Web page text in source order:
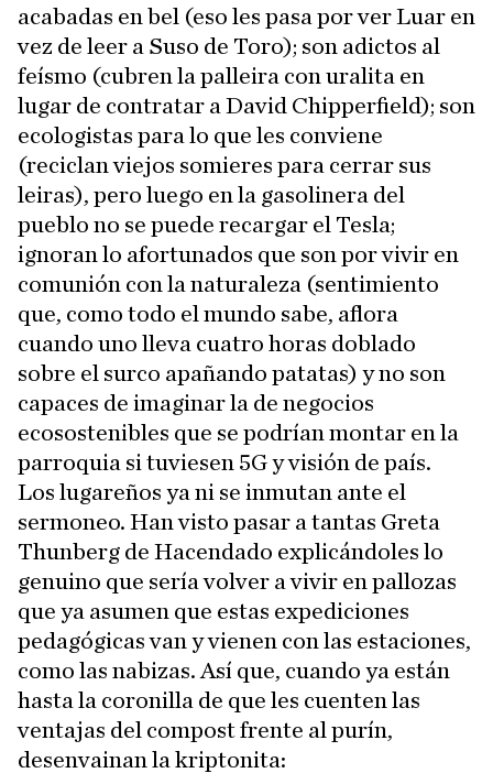
acabadas en bel (eso les pasa por ver Luar en
vez de leer a Suso de Toro); son adictos al
feísmo (cubren la palleira con uralita en
lugar de contratar a David Chipperfield); son
ecologistas para lo que les conviene
(reciclan viejos somieres para cerrar sus
leiras), pero luego en la gasolinera del
pueblo no se puede recargar el Tesla;
ignoran lo afortunados que son por vivir en
comunión con la naturaleza (sentimiento
que, como todo el mundo sabe, aflora
cuando uno lleva cuatro horas doblado
sobre el surco apañando patatas) y no son
capaces de imaginar la de negocios
ecosostenibles que se podrían montar en la
parroquia si tuviesen 5G y visión de país.
Los lugareños ya ni se inmutan ante el
sermoneo. Han visto pasar a tantas Greta
Thunberg de Hacendado explicándoles lo
genuino que sería volver a vivir en pallozas
que ya asumen que estas expediciones
pedagógicas van y vienen con las estaciones,
como las nabizas. Así que, cuando ya están
hasta la coronilla de que les cuenten las
ventajas del compost frente al purín,
desenvainan la kriptonita: